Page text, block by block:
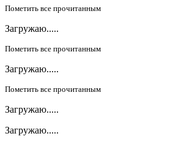
Пометить все прочитанным
Загружаю.....
Пометить все прочитанным
Загружаю.....
Пометить все прочитанным
Загружаю.....
Загружаю.....